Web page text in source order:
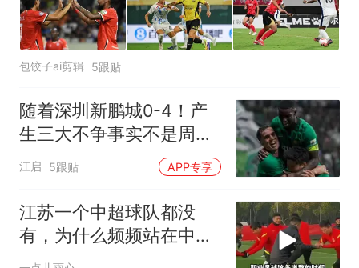
包饺子ai剪辑 5跟贴
随着深圳新鹏城0-4！产
生三大不争事实不是周定
洋 最大战犯是他！
江启 5跟贴 APP专享
江苏一个中超球队都没
有，为什么频频站在中国
足球的C位